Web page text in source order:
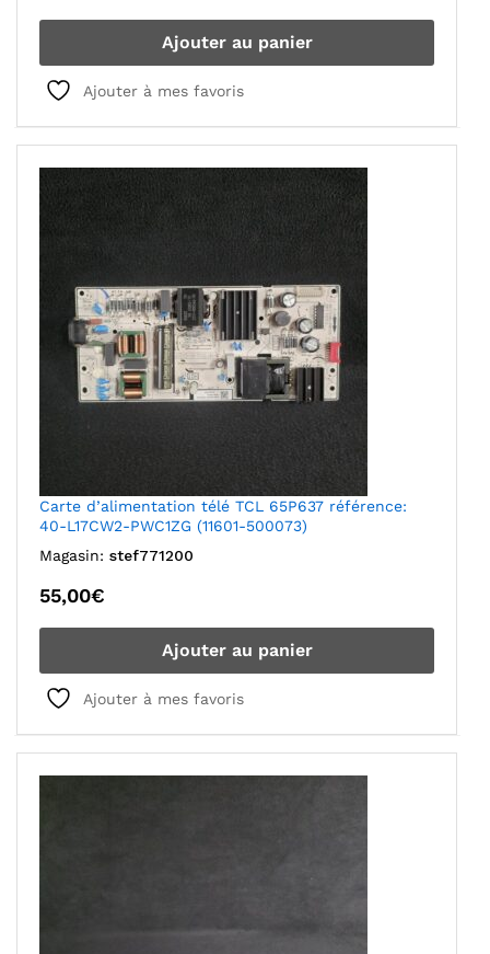
Ajouter au panier
Ajouter à mes favoris
Carte d’alimentation télé TCL 65P637 référence:
40-L17CW2-PWC1ZG (11601-500073)
Magasin: stef771200
55,00€
Ajouter au panier
Ajouter à mes favoris